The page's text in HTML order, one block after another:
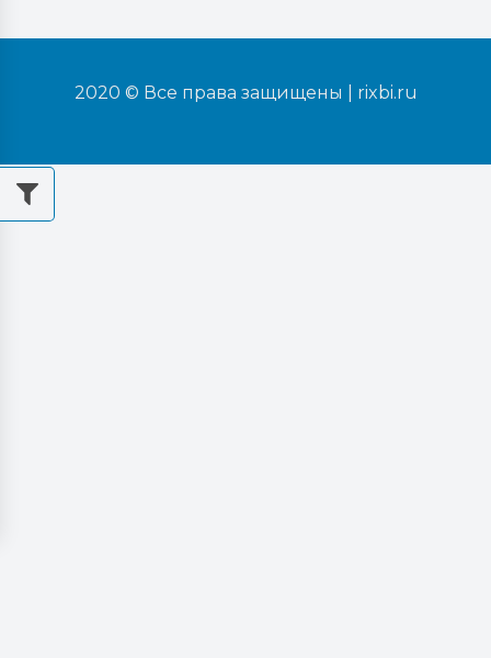
2020 © Все права защищены | rixbi.ru